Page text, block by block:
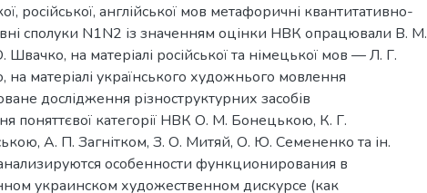
російської, англійської мов метафоричні квантитативно-
сполуки N1N2 із значенням оцінки НВК опрацювали В. М.
Швачко, на матеріалі російської та німецької мов — Л. Г.
на матеріалі українського художнього мовлення
дослідження різноструктурних засобів
поняттєвої категорії НВК О. М. Бонецькою, К. Г.
А. П. Загнітком, З. О. Митяй, О. Ю. Семененко та ін.
особенности функционирования в
украинском художественном дискурсе (как